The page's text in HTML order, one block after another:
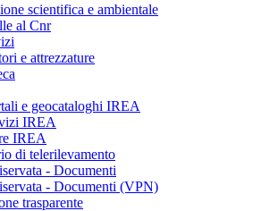
scientifica e ambientale
al Cnr
e attrezzature
e geocataloghi IREA
IREA
IREA
di telerilevamento
- Documenti
- Documenti (VPN)
trasparente